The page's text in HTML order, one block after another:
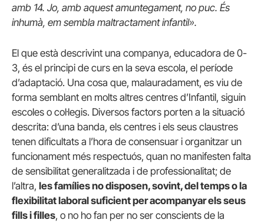
amb 14. Jo, amb aquest amuntegament, no puc. És
inhumà, em sembla maltractament infantil».
El que està descrivint una companya, educadora de 0-
3, és el principi de curs en la seva escola, el període
d’adaptació. Una cosa que, malauradament, es viu de
forma semblant en molts altres centres d’Infantil, siguin
escoles o col·legis. Diversos factors porten a la situació
descrita: d’una banda, els centres i els seus claustres
tenen dificultats a l’hora de consensuar i organitzar un
funcionament més respectuós, quan no manifesten falta
de sensibilitat generalitzada i de professionalitat; de
l’altra, les famílies no disposen, sovint, del temps o la
flexibilitat laboral suficient per acompanyar els seus
fills i filles, o no ho fan per no ser conscients de la